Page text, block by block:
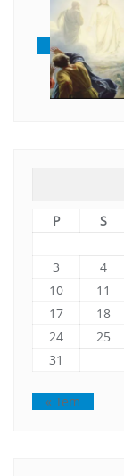
P S
3
4
10
11
17
18
24
25
31
« Tem